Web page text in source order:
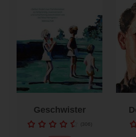
Geschwister
(306)